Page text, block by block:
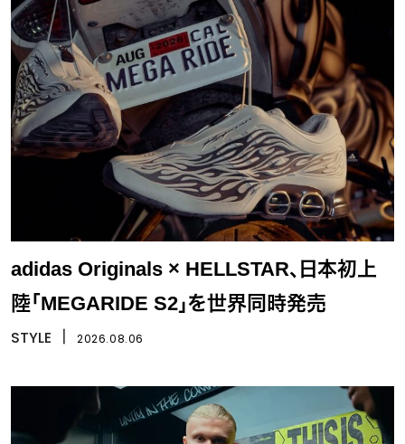
adidas Originals × HELLSTAR、日本初上
陸「MEGARIDE S2」を世界同時発売
STYLE 2026.08.06